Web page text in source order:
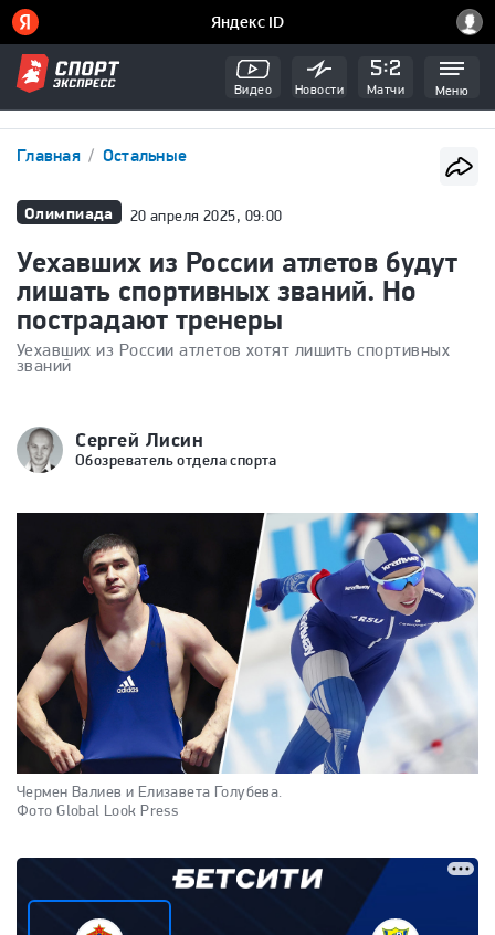
Видео Новости Матчи Меню
Главная Остальные
Олимпиада 20 апреля 2025, 09:00
Уехавших из России атлетов будут
лишать спортивных званий. Но
пострадают тренеры
Уехавших из России атлетов хотят лишить спортивных
званий
Сергей Лисин
Обозреватель отдела спорта
Чермен Валиев и Елизавета Голубева.
Фото Global Look Press